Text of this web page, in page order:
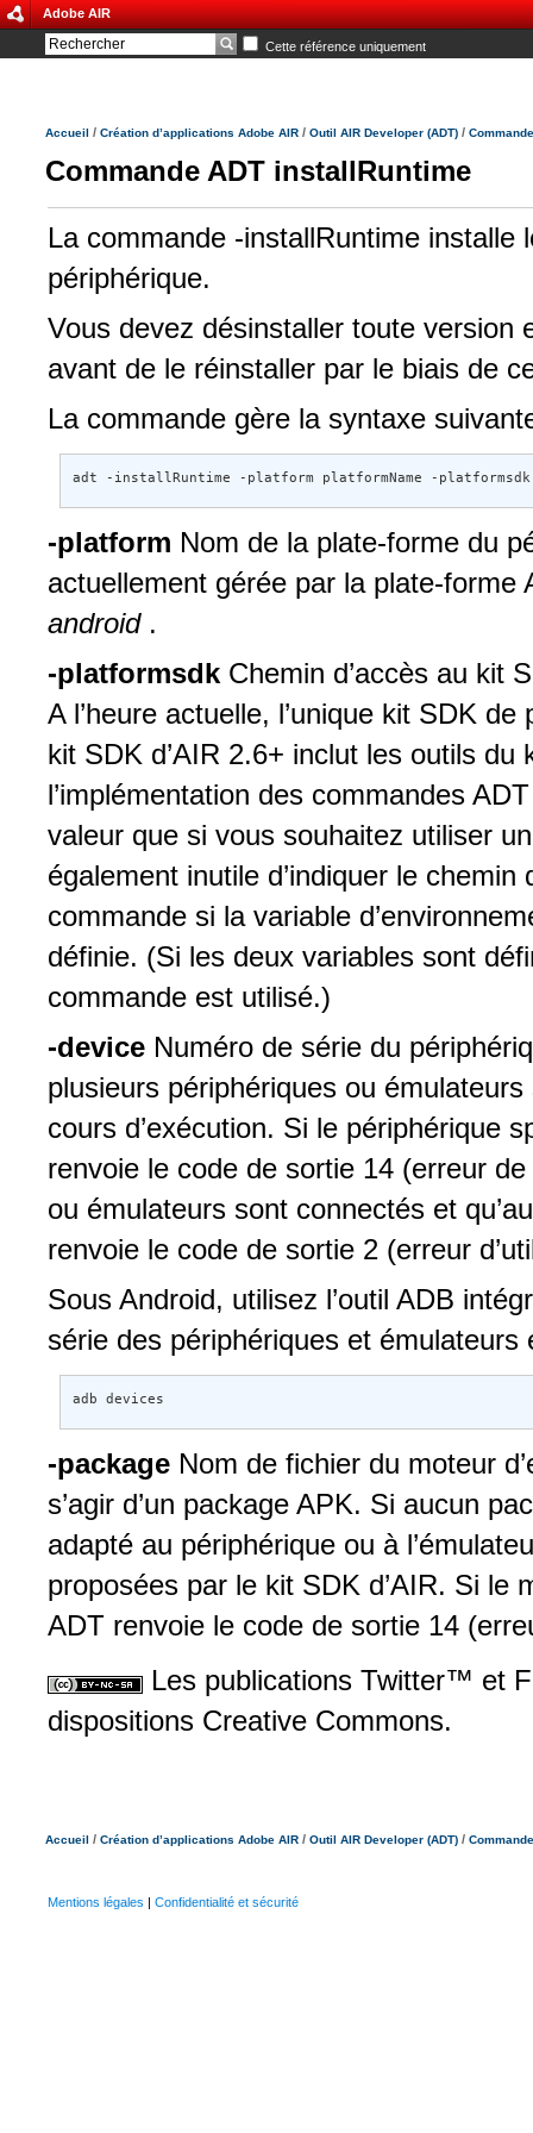
Adobe AIR
Cette référence uniquement
Accueil / Création d’applications Adobe AIR / Outil AIR Developer (ADT) /
Commande ADT installRuntime
La commande -installRuntime installe
périphérique.
Vous devez désinstaller toute version
avant de le réinstaller par le biais de
La commande gère la syntaxe
adt -installRuntime -platform platformName -
-platform Nom de la plate-forme du
actuellement gérée par la plate-
android .
-platformsdk Chemin d’accès au kit
A l’heure actuelle, l’unique kit SDK
kit SDK d’AIR 2.6+ inclut les outils du
l’implémentation des commandes
valeur que si vous souhaitez utiliser
également inutile d’indiquer le
commande si la variable
définie. (Si les deux variables sont
commande est utilisé.)
-device Numéro de série du
plusieurs périphériques ou
cours d’exécution. Si le périphérique
renvoie le code de sortie 14 (erreur
ou émulateurs sont connectés et
renvoie le code de sortie 2 (erreur
Sous Android, utilisez l’outil ADB
série des périphériques et émulateurs
adb devices
-package Nom de fichier du moteur
s’agir d’un package APK. Si aucun
adapté au périphérique ou à
proposées par le kit SDK d’AIR. Si le
ADT renvoie le code de sortie 14
Les publications Twitter™ et
dispositions Creative Commons.
Accueil / Création d’applications Adobe AIR / Outil AIR Developer (ADT) /
Mentions légales | Confidentialité et sécurité